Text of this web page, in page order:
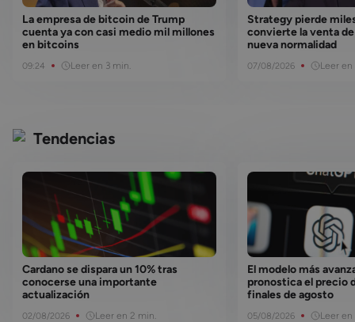
Actualmente, combina esta perspectiva con su
experiencia multicultural para traducir la
innovación tecnológica en información
accesible y útil para lectores de todos los
La empresa de bitcoin de Trump
cuenta ya con casi medio mil millones
en bitcoins
09:24 Leer en 3 min.
Strategy pierde
convierte la venta
nueva normalidad
07/08/2026 Leer en
Tendencias
Cardano se dispara un 10% tras
conocerse una importante
actualización
02/08/2026 Leer en 2 min.
El modelo más
pronostica el precio
finales de agosto
05/08/2026 Leer en